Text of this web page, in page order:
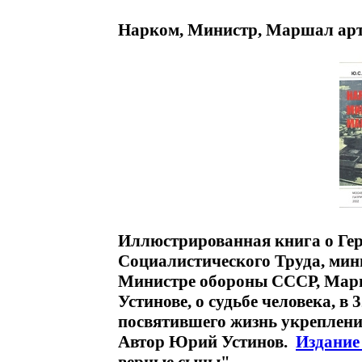
Нарком, Министр, Маршал
Иллюстрированная книга о
Социалистического Труда,
Министре обороны СССР,
Устинове, о судьбе человека,
посвятившего жизнь
Автор Юрий Устинов.